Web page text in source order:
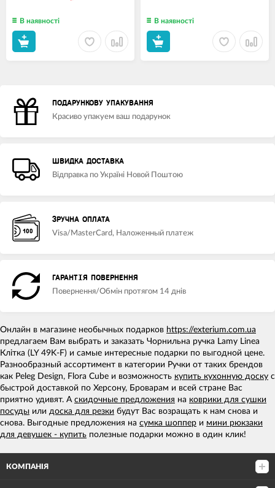
В наявності В наявності
ПОДАРУНКОВУ УПАКУВАННЯ
Красиво упакуем ваш подарунок
ШВИДКА ДОСТАВКА
Відправка по Україні Новой Поштою
ЗРУЧНА ОПЛАТА
Visa/MasterCard, Наложенный платеж
ГАРАНТІЯ ПОВЕРНЕННЯ
Повернення/Обмін протягом 14 днів
Онлайн в магазине необычных подарков https://exterium.com.ua
предлагаем Вам выбрать и заказать Чорнильна ручка Lamy Linea
Клітка (LY 49K-F) и самые интересные подарки по выгодной цене.
Разнообразный ассортимент в категории Ручки от таких брендов
как Peleg Design, Flora Cube и возможность купить кухонную доску с
быстрой доставкой по Херсону, Броварам и всей стране Вас
приятно удивят. А скидочные предложения на коврики для сушки
посуды или доска для резки будут Вас возращать к нам снова и
снова. Выгодные предложения на сумка шоппер и мини рюкзаки
для девушек - купить полезные подарки можно в один клик!
КОМПАНІЯ